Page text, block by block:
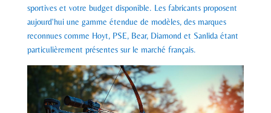
sportives et votre budget disponible. Les fabricants proposent
aujourd'hui une gamme étendue de modèles, des marques
reconnues comme Hoyt, PSE, Bear, Diamond et Sanlida étant
particulièrement présentes sur le marché français.